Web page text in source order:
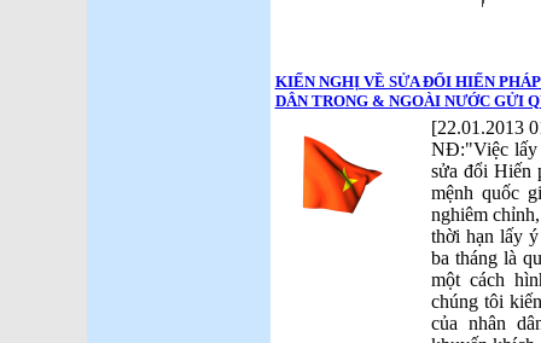
KIẾN NGHỊ VỀ SỬA ĐỔI HIẾN
DÂN TRONG & NGOÀI NƯỚC GỬI
[22.01.2013
NĐ:"Việc lấy
sửa đổi Hiến
mệnh quốc
nghiêm
thời hạn lấy
ba tháng là
một cách
chúng tôi
của nhân